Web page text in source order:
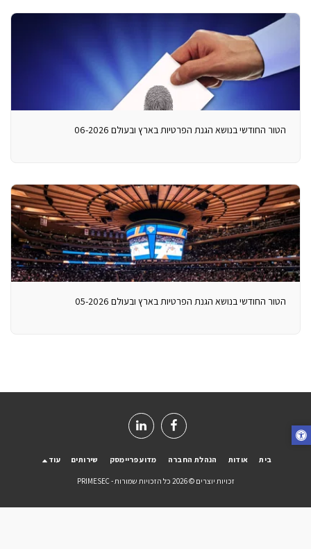
הטור החודשי בנושא הגנת הפרטיות בארץ ובעולם 06-2026
הטור החודשי בנושא הגנת הפרטיות בארץ ובעולם 05-2026
בית אודות הנהלת החברה מדוע פריימסק שירותים עוד
זכויות יוצרים © 2026 כל הזכויות שמורות - PRIMESEC